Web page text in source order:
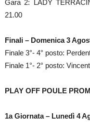
Gara 2: LADY
21.00
Finali – Domenica 3
Finale 3°- 4° posto:
Finale 1°- 2° posto:
PLAY OFF POULE
1a Giornata – Lunedì 4